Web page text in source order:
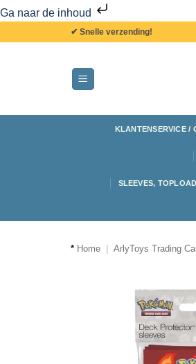
Ga naar de inhoud
✔ Snelle verzending!
KLANTENSERVICE /
SLEEVES,
* Home ArlyToys Trading